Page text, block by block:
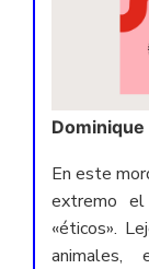
En este
extremo el
«éticos».
animales,